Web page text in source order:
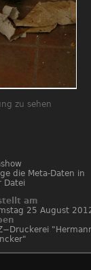
zu sehen
die Meta-Daten in
Datei
am
25 August